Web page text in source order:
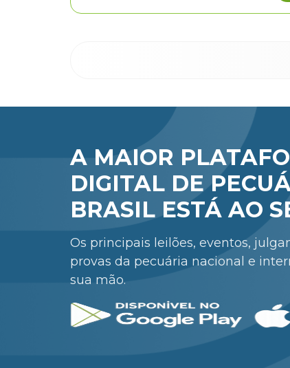
A MAIOR
DIGITAL DE
BRASIL ESTÁ AO
Os principais leilões, eventos,
provas da pecuária nacional e
sua mão.